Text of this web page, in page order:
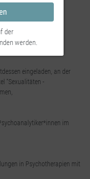
im SoSe 2027
eingeladen, an der
“Sexualitäten -
im
in Psychotherapien mit
der
werden.